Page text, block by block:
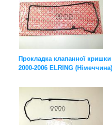
Прокладка клапанної
2000-2006 ELRING